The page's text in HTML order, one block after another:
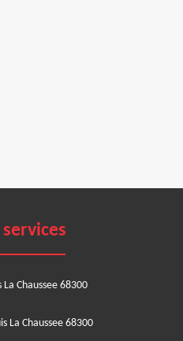
Chaussee 68300
La Chaussee 68300